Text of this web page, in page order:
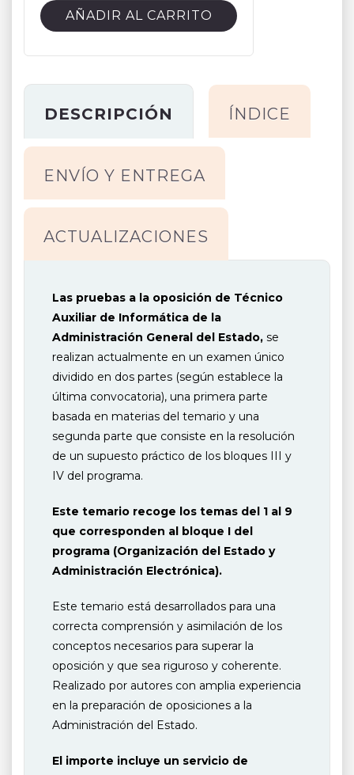
de
Informática
cantidad
AÑADIR AL CARRITO
DESCRIPCIÓN ÍNDICE
ENVÍO Y ENTREGA
ACTUALIZACIONES
Las pruebas a la oposición de Técnico
Auxiliar de Informática de la
Administración General del Estado, se
realizan actualmente en un examen único
dividido en dos partes (según establece la
última convocatoria), una primera parte
basada en materias del temario y una
segunda parte que consiste en la resolución
de un supuesto práctico de los bloques III y
IV del programa.
Este temario recoge los temas del 1 al 9
que corresponden al bloque I del
programa (Organización del Estado y
Administración Electrónica).
Este temario está desarrollados para una
correcta comprensión y asimilación de los
conceptos necesarios para superar la
oposición y que sea riguroso y coherente.
Realizado por autores con amplia experiencia
en la preparación de oposiciones a la
Administración del Estado.
El importe incluye un servicio de